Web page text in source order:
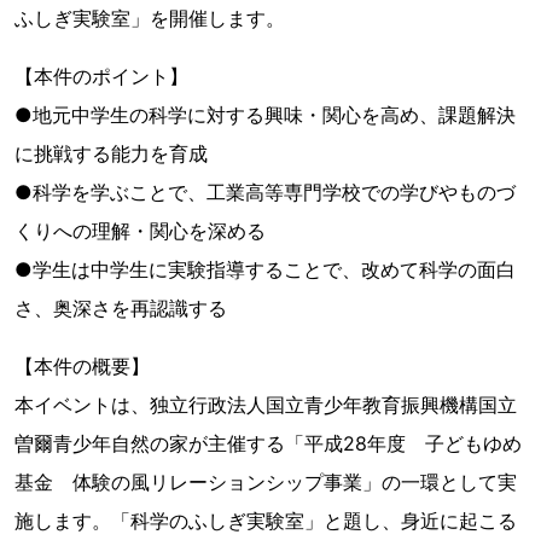
ふしぎ実験室」を開催します。
【本件のポイント】
●地元中学生の科学に対する興味・関心を高め、課題解決
に挑戦する能力を育成
●科学を学ぶことで、工業高等専門学校での学びやものづ
くりへの理解・関心を深める
●学生は中学生に実験指導することで、改めて科学の面白
さ、奥深さを再認識する
【本件の概要】
本イベントは、独立行政法人国立青少年教育振興機構国立
曽爾青少年自然の家が主催する「平成28年度 子どもゆめ
基金 体験の風リレーションシップ事業」の一環として実
施します。「科学のふしぎ実験室」と題し、身近に起こる